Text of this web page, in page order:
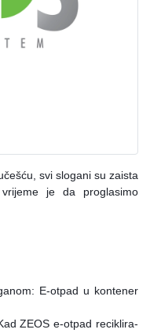
svi slogani su zaista
je da proglasimo
E-otpad u kontener
ZEOS e-otpad reciklira-